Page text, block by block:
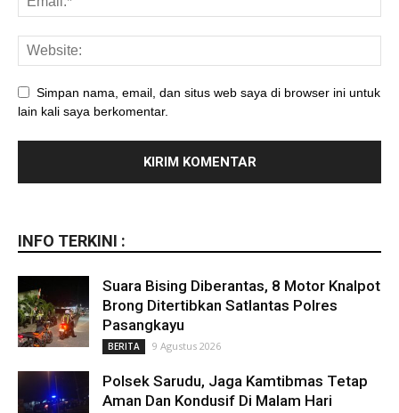
Simpan nama, email, dan situs web saya di browser ini untuk
lain kali saya berkomentar.
INFO TERKINI :
Suara Bising Diberantas, 8 Motor Knalpot
Brong Ditertibkan Satlantas Polres
Pasangkayu
BERITA 9 Agustus 2026
Polsek Sarudu, Jaga Kamtibmas Tetap
Aman Dan Kondusif Di Malam Hari